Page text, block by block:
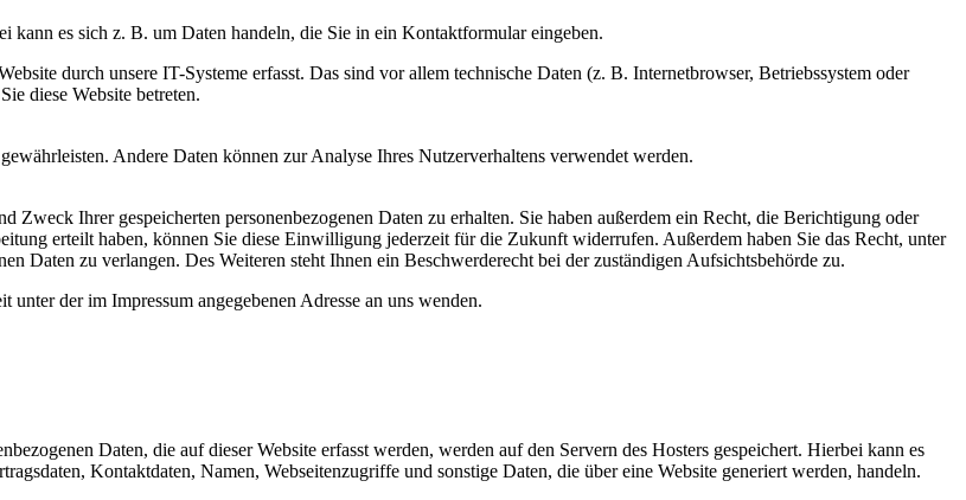
kann es sich z. B. um Daten handeln, die Sie in ein Kontaktformular eingeben.
durch unsere IT-Systeme erfasst. Das sind vor allem technische Daten (z. B. Internetbrowser, Betriebssystem oder
diese Website betreten.
Andere Daten können zur Analyse Ihres Nutzerverhaltens verwendet werden.
Ihrer gespeicherten personenbezogenen Daten zu erhalten. Sie haben außerdem ein Recht, die Berichtigung oder
erteilt haben, können Sie diese Einwilligung jederzeit für die Zukunft widerrufen. Außerdem haben Sie das Recht, unter
Daten zu verlangen. Des Weiteren steht Ihnen ein Beschwerderecht bei der zuständigen Aufsichtsbehörde zu.
der im Impressum angegebenen Adresse an uns wenden.
Daten, die auf dieser Website erfasst werden, werden auf den Servern des Hosters gespeichert. Hierbei kann es
Kontaktdaten, Namen, Webseitenzugriffe und sonstige Daten, die über eine Website generiert werden, handeln.